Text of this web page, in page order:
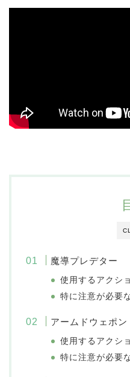
魔導プレデター
使用するアクシ
特に注意が必要
アームドウェポン
使用するアクシ
特に注意が必要